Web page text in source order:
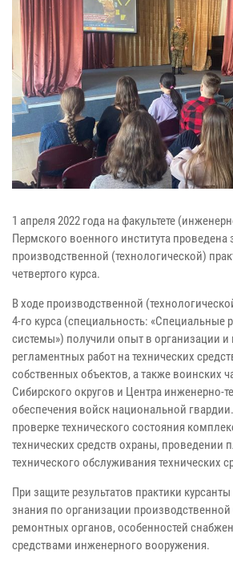
1 апреля 2022 года на факультете
Пермского военного института проведена
производственной (технологической)
четвертого курса.
В ходе производственной
4-го курса (специальность: «Специальные
системы») получили опыт в организации и
регламентных работ на технических
собственных объектов, а также воинских
Сибирского округов и Центра инженерно-
обеспечения войск национальной
проверке технического состояния
технических средств охраны, проведении
технического обслуживания технических
При защите результатов практики
знания по организации производственной
ремонтных органов, особенностей
средствами инженерного вооружения.